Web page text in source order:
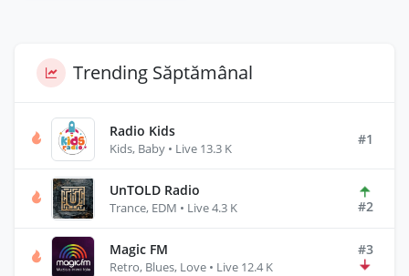
Trending Săptămânal
Radio Kids
Kids, Baby • Live 13.3 K
#1
UnTOLD Radio
Trance, EDM • Live 4.3 K #2
Magic FM
Retro, Blues, Love • Live 12.4 K
#3